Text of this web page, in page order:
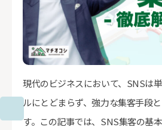
現代のビジネスにおいて、SNSは
ルにとどまらず、強力な集客手段
す。この記事では、SNS集客の基